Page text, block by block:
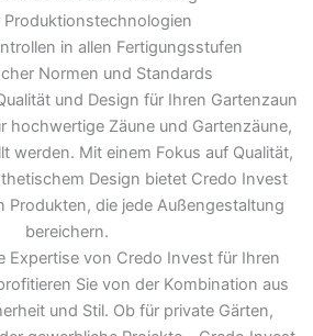
in allen Fertigungsstufen
Normen und Standards
und Design für Ihren Gartenzaun
hochwertige Zäune und Gartenzäune,
werden. Mit einem Fokus auf Qualität,
Design bietet Credo Invest
Produkten, die jede Außengestaltung
bereichern.
Expertise von Credo Invest für Ihren
Sie von der Kombination aus
und Stil. Ob für private Gärten,